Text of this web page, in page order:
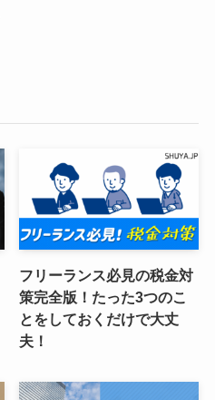
フリーランス必見の税金対
策完全版！たった3つのこ
とをしておくだけで大丈
夫！